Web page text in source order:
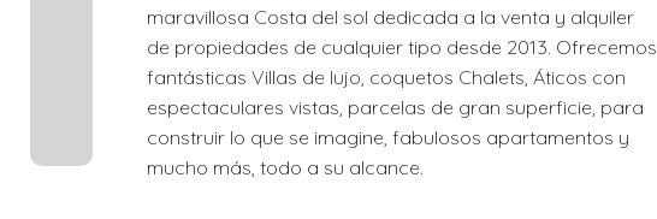
maravillosa Costa del sol dedicada a la venta y alquiler
de propiedades de cualquier tipo desde 2013. Ofrecemos
fantásticas Villas de lujo, coquetos Chalets, Áticos con
espectaculares vistas, parcelas de gran superficie, para
construir lo que se imagine, fabulosos apartamentos y
mucho más, todo a su alcance.